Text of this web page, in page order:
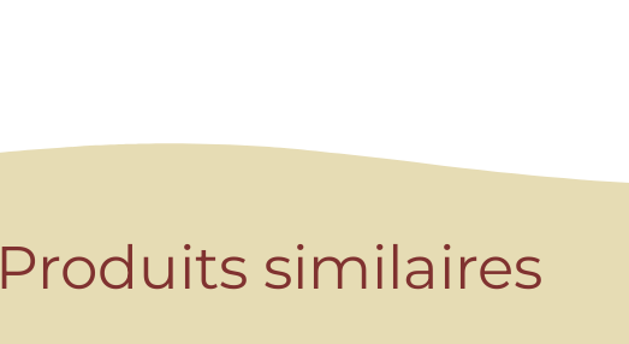
Produits similaires